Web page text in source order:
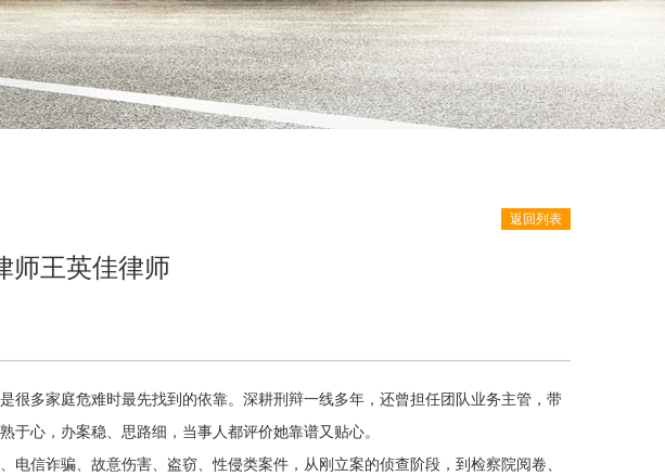
返回列表
师王英佳律师
多家庭危难时最先找到的依靠。深耕刑辩一线多年，还曾担任团队业务主管，带
心，办案稳、思路细，当事人都评价她靠谱又贴心。
信诈骗、故意伤害、盗窃、性侵类案件，从刚立案的侦查阶段，到检察院阅卷、